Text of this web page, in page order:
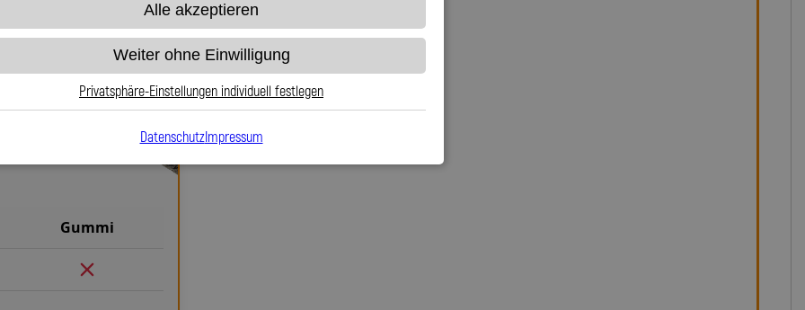
Gummi
Warum Stahlflex-Kupplungsleitungen für SUZUKI VS 700 Intr.
Weg an unseren Stahlflex-Kupplungsleitungen für SUZUKI VS 700 Intr. VP51A vorbei. Im
Vergleich zu herkömmlichen Gummileitungen bieten sie ein konstantes
Alle akzeptieren
Weiter ohne Einwilligung
Privatsphäre-Einstellungen individuell festlegen
DatenschutzImpressum